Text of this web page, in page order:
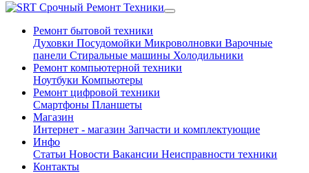
Срочный Ремонт Техники
Ремонт бытовой техники
Духовки Посудомойки Микроволновки Варочные
панели Стиральные машины Холодильники
Ремонт компьютерной техники
Ноутбуки Компьютеры
Ремонт цифровой техники
Смартфоны Планшеты
Магазин
Интернет - магазин Запчасти и комплектующие
Инфо
Статьи Новости Вакансии Неисправности техники
Контакты